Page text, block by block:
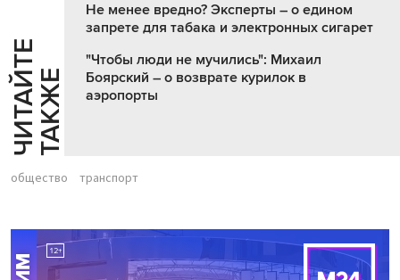
Ч
И
Т
АЙ
Т
Е
Т
А
К
ЖЕ
Не менее вредно? Эксперты – о едином
запрете для табака и электронных сигарет
"Чтобы люди не мучились": Михаил
Боярский – о возврате курилок в
аэропорты
общество транспорт